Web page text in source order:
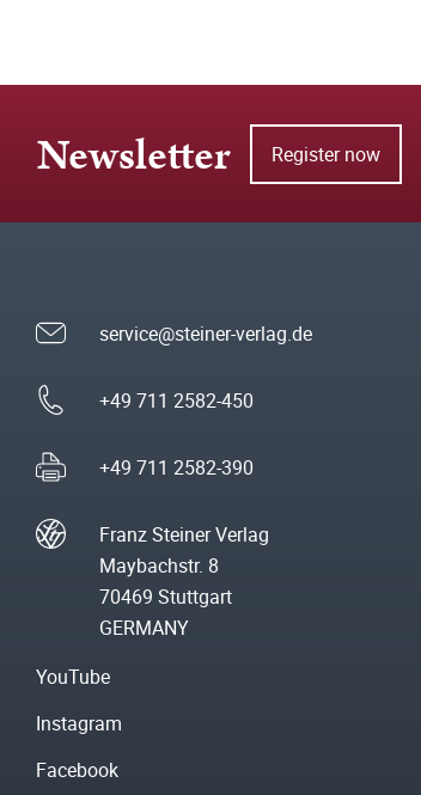
Newsletter Register now
service@steiner-verlag.de
+49 711 2582-450
+49 711 2582-390
Franz Steiner Verlag
Maybachstr. 8
70469 Stuttgart
GERMANY
YouTube
Instagram
Facebook